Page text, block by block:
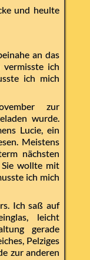
und heulte
an das
ich
ich mich
zur
wurde.
Lucie, ein
Meistens
nächsten
Sie wollte mit
ich mich
Ich saß auf
leicht
gerade
Pelziges
zur anderen